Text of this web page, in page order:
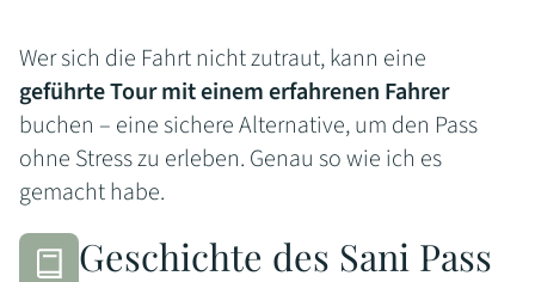
Wer sich die Fahrt nicht zutraut, kann eine
geführte Tour mit einem erfahrenen Fahrer
buchen – eine sichere Alternative, um den Pass
ohne Stress zu erleben. Genau so wie ich es
gemacht habe.
Geschichte des Sani Pass